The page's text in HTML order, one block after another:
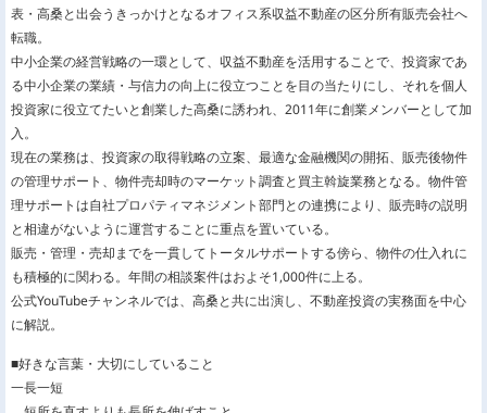
表・高桑と出会うきっかけとなるオフィス系収益不動産の区分所有販売会社へ
転職。
中小企業の経営戦略の一環として、収益不動産を活用することで、投資家であ
る中小企業の業績・与信力の向上に役立つことを目の当たりにし、それを個人
投資家に役立てたいと創業した高桑に誘われ、2011年に創業メンバーとして加
入。
現在の業務は、投資家の取得戦略の立案、最適な金融機関の開拓、販売後物件
の管理サポート、物件売却時のマーケット調査と買主斡旋業務となる。物件管
理サポートは自社プロパティマネジメント部門との連携により、販売時の説明
と相違がないように運営することに重点を置いている。
販売・管理・売却までを一貫してトータルサポートする傍ら、物件の仕入れに
も積極的に関わる。年間の相談案件はおよそ1,000件に上る。
公式YouTubeチャンネルでは、高桑と共に出演し、不動産投資の実務面を中心
に解説。
■好きな言葉・大切にしていること
一長一短